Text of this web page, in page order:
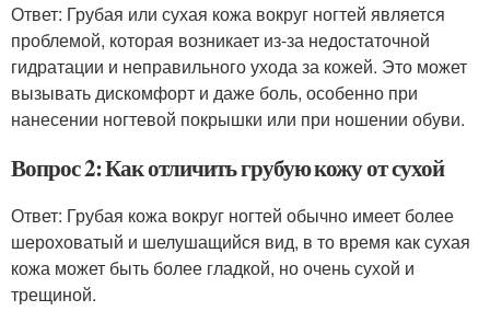
Ответ: Грубая или сухая кожа вокруг ногтей является
проблемой, которая возникает из-за недостаточной
гидратации и неправильного ухода за кожей. Это может
вызывать дискомфорт и даже боль, особенно при
нанесении ногтевой покрышки или при ношении обуви.
Вопрос 2: Как отличить грубую кожу от сухой
Ответ: Грубая кожа вокруг ногтей обычно имеет более
шероховатый и шелушащийся вид, в то время как сухая
кожа может быть более гладкой, но очень сухой и
трещиной.